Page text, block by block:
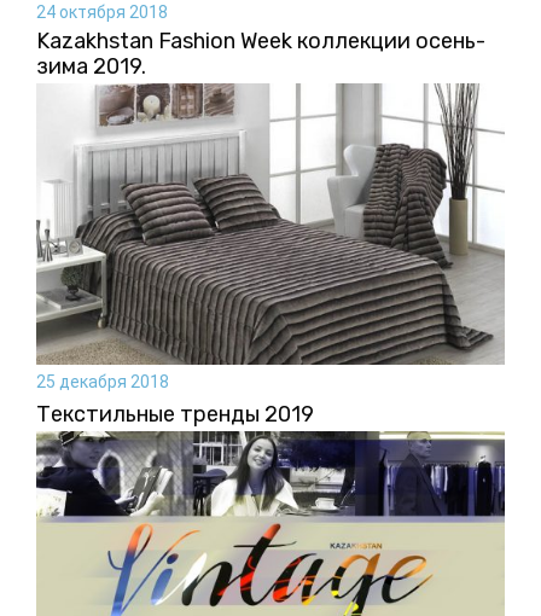
24 октября 2018
Kazakhstan Fashion Week коллекции осень-
зима 2019.
25 декабря 2018
Текстильные тренды 2019